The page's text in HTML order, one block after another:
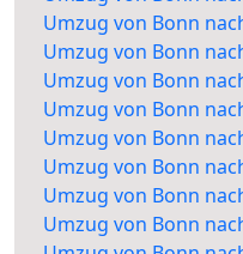
Umzug von Bonn
Umzug von Bonn
Umzug von Bonn
Umzug von Bonn
Umzug von Bonn
Umzug von Bonn
Umzug von Bonn
Umzug von Bonn